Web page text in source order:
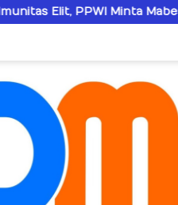
Polri Tangani Kasus